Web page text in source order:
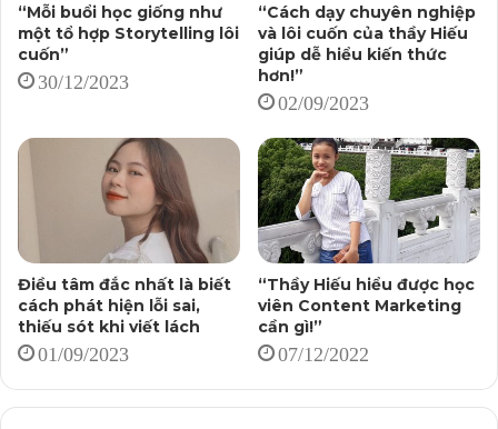
“Mỗi buổi học giống như
một tổ hợp Storytelling lôi
cuốn”
30/12/2023
“Cách dạy chuyên nghiệp
và lôi cuốn của thầy Hiếu
giúp dễ hiểu kiến thức
hơn!”
02/09/2023
Điều tâm đắc nhất là biết
cách phát hiện lỗi sai,
thiếu sót khi viết lách
01/09/2023
“Thầy Hiếu hiểu được học
viên Content Marketing
cần gì!”
07/12/2022